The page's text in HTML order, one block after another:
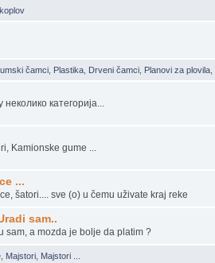
čamci Plastika Drveni čamci Planovi za plovila
категорија...
Kamionske gume ...
...
šatori.... sve (o) u čemu uživate kraj reke
sam..
sam, a mozda je bolje da platim ?
Majstori, Majstori ...